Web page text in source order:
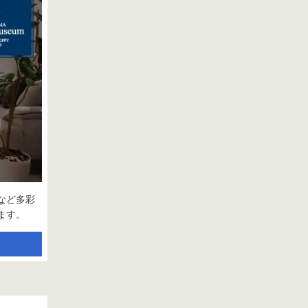
ど多彩
。